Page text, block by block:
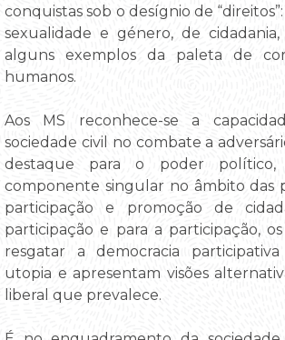
conquistas sob o desígnio de “direitos”:
sexualidade e género, de
alguns exemplos da paleta de
humanos.
Aos MS reconhece-se a
sociedade civil no combate a
destaque para o poder político,
componente singular no âmbito das
participação e promoção de
participação e para a participação,
resgatar a democracia
utopia e apresentam visões
liberal que prevalece.